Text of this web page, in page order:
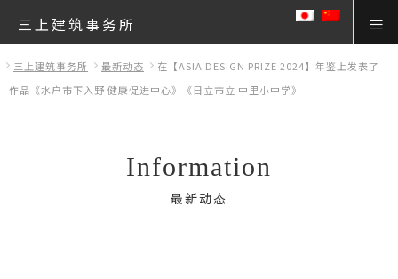
三上建筑事务所
三上建筑事务所 最新动态
在【ASIA DESIGN PRIZE 2024】年鉴上发表了
作品《水户市下入野 健康促进中心》《日立市立 中里小中学》
Information
最新动态